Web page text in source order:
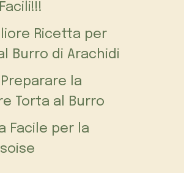
Ricetta per
Burro di Arachidi
la
Torta al Burro
Facile per la